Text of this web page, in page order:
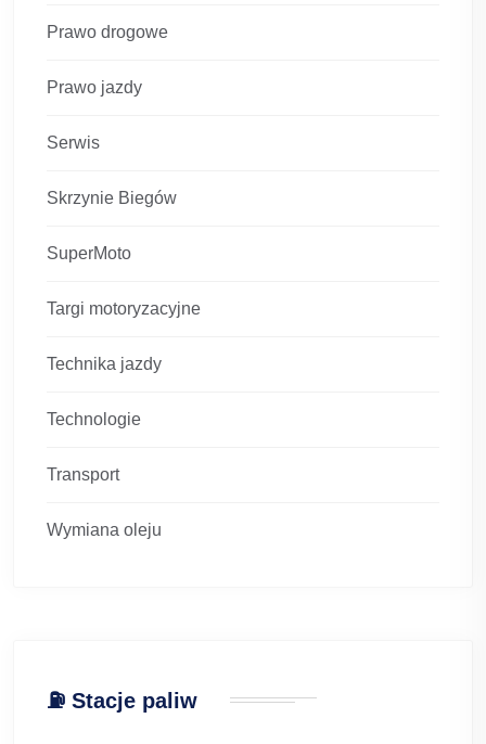
Prawo drogowe
Prawo jazdy
Serwis
Skrzynie Biegów
SuperMoto
Targi motoryzacyjne
Technika jazdy
Technologie
Transport
Wymiana oleju
⛽ Stacje paliw